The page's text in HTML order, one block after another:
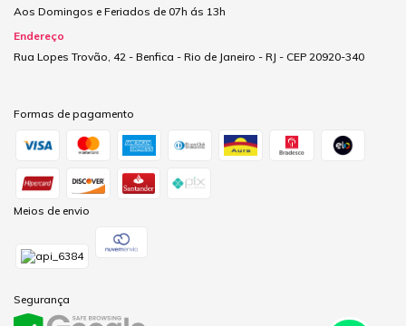
Aos Domingos e Feriados de 07h ás 13h
Endereço
Rua Lopes Trovão, 42 - Benfica - Rio de Janeiro - RJ - CEP 20920-340
Formas de pagamento
Meios de envio
Segurança